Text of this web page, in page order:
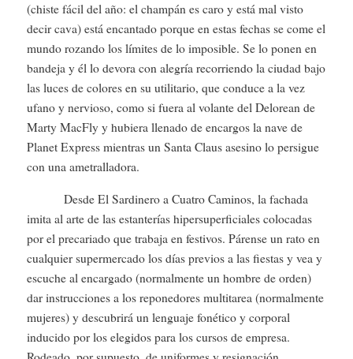
(chiste fácil del año: el champán es caro y está mal visto
decir cava) está encantado porque en estas fechas se come el
mundo rozando los límites de lo imposible. Se lo ponen en
bandeja y él lo devora con alegría recorriendo la ciudad bajo
las luces de colores en su utilitario, que conduce a la vez
ufano y nervioso, como si fuera al volante del Delorean de
Marty MacFly y hubiera llenado de encargos la nave de
Planet Express mientras un Santa Claus asesino lo persigue
con una ametralladora.
Desde El Sardinero a Cuatro Caminos, la fachada
imita al arte de las estanterías hipersuperficiales colocadas
por el precariado que trabaja en festivos. Párense un rato en
cualquier supermercado los días previos a las fiestas y vea y
escuche al encargado (normalmente un hombre de orden)
dar instrucciones a los reponedores multitarea (normalmente
mujeres) y descubrirá un lenguaje fonético y corporal
inducido por los elegidos para los cursos de empresa.